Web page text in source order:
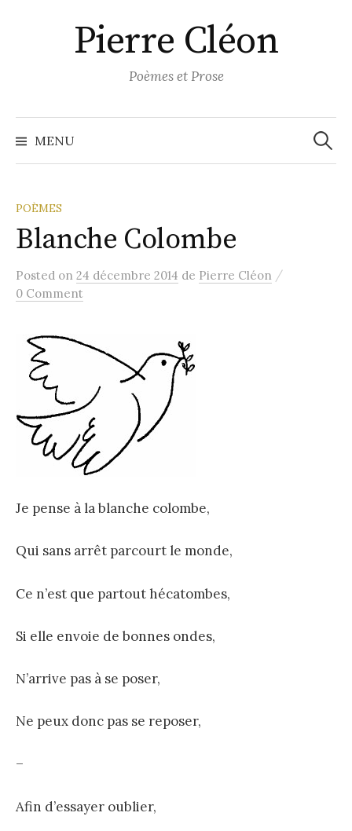
Pierre Cléon
Poèmes et Prose
MENU
POÈMES
Blanche Colombe
Posted on 24 décembre 2014 de Pierre Cléon /
0 Comment
Je pense à la blanche colombe,
Qui sans arrêt parcourt le monde,
Ce n’est que partout hécatombes,
Si elle envoie de bonnes ondes,
N’arrive pas à se poser,
Ne peux donc pas se reposer,
–
Afin d’essayer oublier,